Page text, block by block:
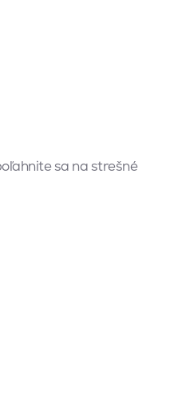
sa na strešné